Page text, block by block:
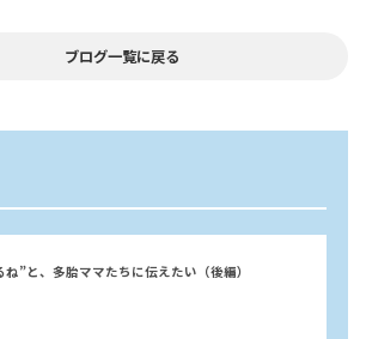
ブログ一覧に戻る
”と、多胎ママたちに伝えたい（後編）